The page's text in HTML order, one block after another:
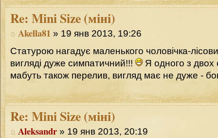
Re: Mini Size (міні)
Akella81 » 19 янв 2013, 19:26
Статурою нагадує маленького чоловічка-
вигляді дуже симпатичний!!!
Я одного з двох
мабуть також перелив, вигляд має не дуже -
Re: Mini Size (міні)
Aleksandr » 19 янв 2013, 20:19